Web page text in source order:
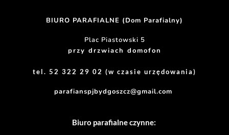
BIURO PARAFIALNE (Dom Parafialny)
Plac Piastowski 5
przy drzwiach domofon
tel. 52 322 29 02 (w czasie urzędowania)
parafianspjbydgoszcz@gmail.com
Biuro parafialne czynne: